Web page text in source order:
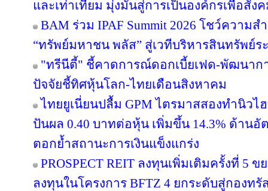
และเท่าเทียม มุ่งมั่นสู่การเป็นองค์กรเพื่อสัง
BAM ร่วม IPAF Summit 2026 โชว์ความส
“ทรัพย์มหาชน พลัส” สู่เวทีบริหารสินทรัพย์ร
"ทรีนีตี้" ชี้คาดการณ์ดอกเบี้ยเฟด-พัฒนาก
ปัจจัยชี้ทิศหุ้นโลก-ไทยเดือนสิงหาคม
ไทยยูเนี่ยนปลื้ม GPM ไตรมาสสองทำนิวไ
ปันผล 0.40 บาทต่อหุ้น เพิ่มขึ้น 14.3% ด้านอั
ตอกย้ำสถานะการเงินแข็งแกร่ง
PROSPECT REIT ลงทุนเพิ่มเติมครั้งที่ 5
ลงทุนในโครงการ BFTZ 4 ยกระดับสู่กองท